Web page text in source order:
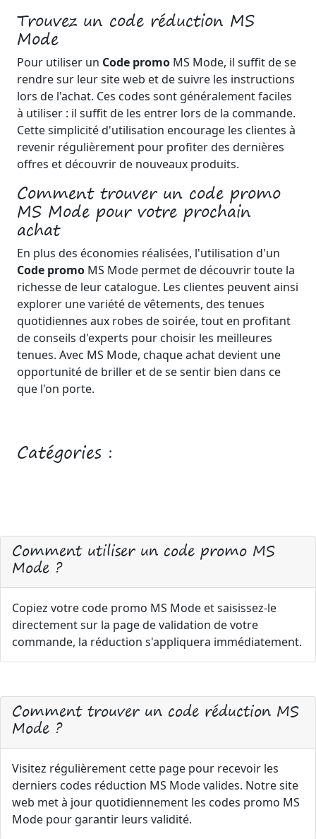
Trouvez un code réduction MS
Mode
Pour utiliser un Code promo MS Mode, il suffit de se
rendre sur leur site web et de suivre les instructions
lors de l'achat. Ces codes sont généralement faciles
à utiliser : il suffit de les entrer lors de la commande.
Cette simplicité d'utilisation encourage les clientes à
revenir régulièrement pour profiter des dernières
offres et découvrir de nouveaux produits.
Comment trouver un code promo
MS Mode pour votre prochain
achat
En plus des économies réalisées, l'utilisation d'un
Code promo MS Mode permet de découvrir toute la
richesse de leur catalogue. Les clientes peuvent ainsi
explorer une variété de vêtements, des tenues
quotidiennes aux robes de soirée, tout en profitant
de conseils d'experts pour choisir les meilleures
tenues. Avec MS Mode, chaque achat devient une
opportunité de briller et de se sentir bien dans ce
que l'on porte.
Catégories :
Comment utiliser un code promo MS
Mode ?
Copiez votre code promo MS Mode et saisissez-le
directement sur la page de validation de votre
commande, la réduction s'appliquera immédiatement.
Comment trouver un code réduction MS
Mode ?
Visitez régulièrement cette page pour recevoir les
derniers codes réduction MS Mode valides. Notre site
web met à jour quotidiennement les codes promo MS
Mode pour garantir leurs validité.